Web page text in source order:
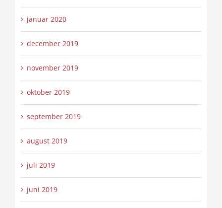
januar 2020
december 2019
november 2019
oktober 2019
september 2019
august 2019
juli 2019
juni 2019